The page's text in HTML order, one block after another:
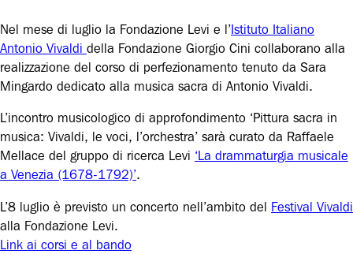
Nel mese di luglio la Fondazione Levi e l’Istituto Italiano
Antonio Vivaldi della Fondazione Giorgio Cini collaborano alla
realizzazione del corso di perfezionamento tenuto da Sara
Mingardo dedicato alla musica sacra di Antonio Vivaldi.
L’incontro musicologico di approfondimento ‘Pittura sacra in
musica: Vivaldi, le voci, l’orchestra’ sarà curato da Raffaele
Mellace del gruppo di ricerca Levi ‘La drammaturgia musicale
a Venezia (1678-1792)’.
L’8 luglio è previsto un concerto nell’ambito del Festival Vivaldi
alla Fondazione Levi.
Link ai corsi e al bando